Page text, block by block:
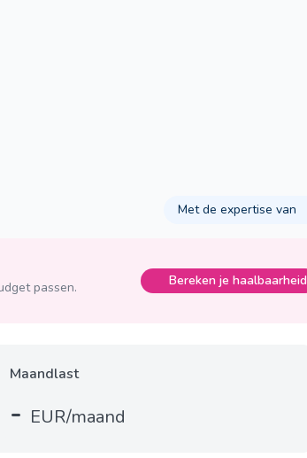
Met de expertise van
passen. Bereken je haalbaarheid
Maandlast
- EUR/maand